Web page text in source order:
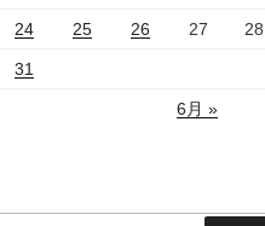
24 25 26 27 28
31
6月 »